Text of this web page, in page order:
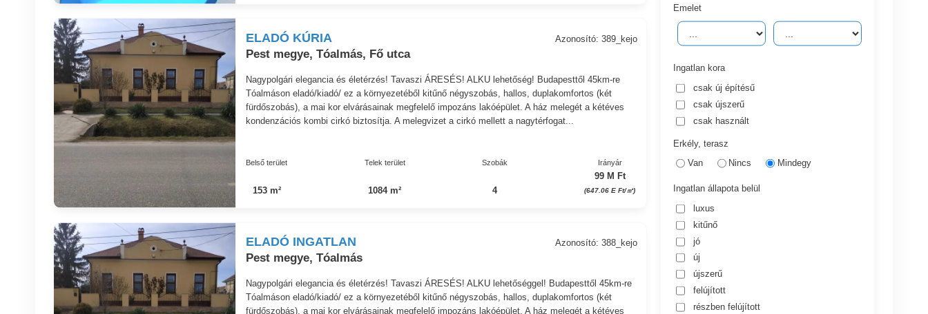
ELADÓ KÚRIA
Pest megye, Tóalmás, Fő utca
Azonosító: 389_kejo
Nagypolgári elegancia és életérzés! Tavaszi ÁRESÉS! ALKU lehetőség! Budapesttől 45km-re
Tóalmáson eladó/kiadó/ ez a környezetéből kitűnő négyszobás, hallos, duplakomfortos (két
fürdőszobás), a mai kor elvárásainak megfelelő impozáns lakóépület. A ház melegét a kétéves
kondenzációs kombi cirkó biztosítja. A melegvizet a cirkó mellett a nagytérfogat...
Belső terület
153 m²
Telek terület
1084 m²
Szobák
4
Irányár
99 M Ft
(647.06 E Ft/㎡)
ELADÓ INGATLAN
Pest megye, Tóalmás
Azonosító: 388_kejo
Nagypolgári elegancia és életérzés! Tavaszi ÁRESÉS! ALKU lehetőséggel! Budapesttől 45km-re
Tóalmáson eladó/kiadó/ ez a környezetéből kitűnő négyszobás, hallos, duplakomfortos (két
fürdőszobás), a mai kor elvárásainak megfelelő impozáns lakóépület. A ház melegét a kétéves
Emelet
Ingatlan kora
csak új építésű
csak újszerű
csak használt
Erkély, terasz
Van
Nincs Mindegy
Ingatlan állapota belül
luxus
kitűnő
jó
új
újszerű
felújított
részben felújított